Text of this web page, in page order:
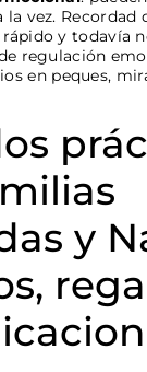
la vez. Recordad
y todavía
regulación
en peques,
y